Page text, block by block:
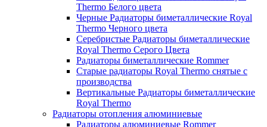
Thermo Белого цвета
Черные Радиаторы биметаллические Royal
Thermo Черного цвета
Серебристые Радиаторы биметаллические
Royal Thermo Серого Цвета
Радиаторы биметаллические Rommer
Старые радиаторы Royal Thermo снятые с
производства
Вертикальные Радиаторы биметаллические
Royal Thermo
Радиаторы отопления алюминиевые
Радиаторы алюминиевые Rommer